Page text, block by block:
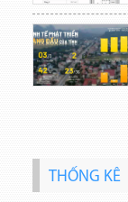
THỐNG KÊ